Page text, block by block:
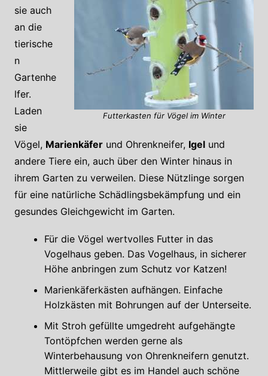
Futterkasten für Vögel im Winter
sie auch
an die
tierische
n
Gartenhe
lfer.
Laden
sie
Vögel, Marienkäferund Ohrenkneifer, Igelund
andere Tiere ein, auch über den Winter hinaus in
ihrem Garten zu verweilen. Diese Nützlinge sorgen
für eine natürliche Schädlingsbekämpfung und ein
gesundes Gleichgewicht im Garten.
Für die Vögel wertvolles Futter in das
Vogelhaus geben. Das Vogelhaus, in sicherer
Höhe anbringen zum Schutz vor Katzen!
Marienkäferkästen aufhängen. Einfache
Holzkästen mit Bohrungen auf der Unterseite.
Mit Stroh gefüllte umgedreht aufgehängte
Tontöpfchen werden gerne als
Winterbehausung von Ohrenkneifern genutzt.
Mittlerweile gibt es im Handel auch schöne